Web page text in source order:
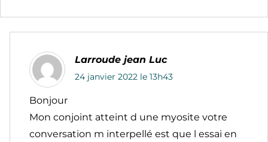
Larroude jean Luc
24 janvier 2022 le 13h43
Bonjour
Mon conjoint atteint d une myosite votre
conversation m interpellé est que l essai en